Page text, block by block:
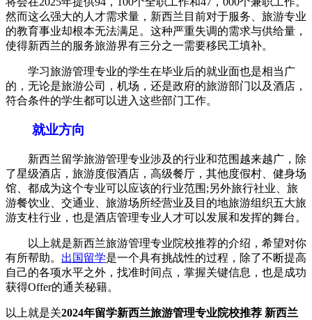
然而这么强大的人才需求量，新西兰目前对于服务、旅游专业
的教育事业却根本无法满足。这种严重失调的需求与供给量，
使得新西兰的服务旅游界有三分之一需要移民工填补。
学习旅游管理专业的学生在毕业后的就业面也是相当广
的，无论是旅游公司，机场，还是政府的旅游部门以及酒店，
符合条件的学生都可以进入这些部门工作。
就业方向
新西兰留学旅游管理专业涉及的行业和范围越来越广，除
了星级酒店，旅游度假酒店，高级餐厅，其他度假村、健身场
馆、都成为这个专业可以应该的行业范围;另外旅行社业、旅
游餐饮业、交通业、旅游场所经营业及目的地旅游组织五大旅
游支柱行业，也是酒店管理专业人才可以发展和发挥的舞台。
以上就是新西兰旅游管理专业院校推荐的介绍，希望对你
有所帮助。 出国留学是一个具有挑战性的过程，除了不断提高
自己的各项水平之外，找准时间点，掌握关键信息，也是成功
获得Offer的通关秘籍。
以上就是关2024年留学新西兰旅游管理专业院校推荐 新西兰